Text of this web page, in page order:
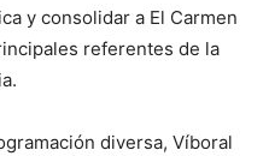
y consolidar a El Carmen
referentes de la
diversa, Víboral